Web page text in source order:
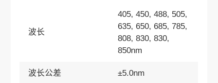
波长
405, 450, 488, 505,
635, 650, 685, 785,
808, 830, 830,
850nm
波长公差 ±5.0nm